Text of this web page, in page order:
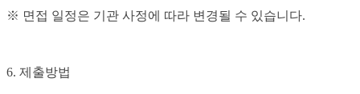
※ 면접 일정은 기관 사정에 따라 변경될 수 있습니다.
6. 제출방법